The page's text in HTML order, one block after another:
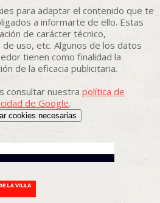
para adaptar el contenido que te
a informarte de ello. Estas
de carácter técnico,
uso, etc. Algunos de los datos
tienen como finalidad la
de la eficacia publicitaria.
consultar nuestra política de
de Google.
cookies necesarias